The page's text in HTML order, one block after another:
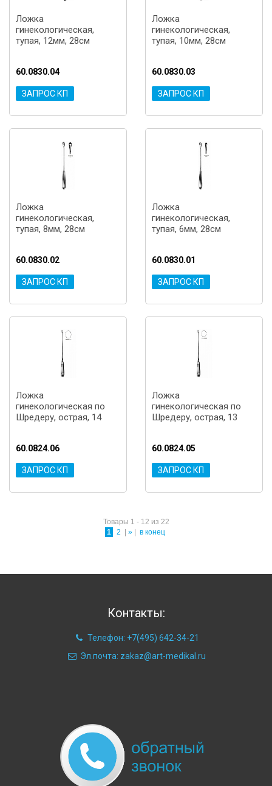
Ложка
гинекологическая,
тупая, 12мм, 28см
60.0830.04
ЗАПРОС КП
Ложка
гинекологическая,
тупая, 10мм, 28см
60.0830.03
ЗАПРОС КП
Ложка
гинекологическая,
тупая, 8мм, 28см
60.0830.02
ЗАПРОС КП
Ложка
гинекологическая,
тупая, 6мм, 28см
60.0830.01
ЗАПРОС КП
Ложка
гинекологическая по
Шредеру, острая, 14
60.0824.06
ЗАПРОС КП
Ложка
гинекологическая по
Шредеру, острая, 13
60.0824.05
ЗАПРОС КП
Товары 1 - 12 из 22
1
2 » в конец
Контакты:
Телефон: +7(495) 642-34-21
Эл.почта: zakaz@art-medikal.ru